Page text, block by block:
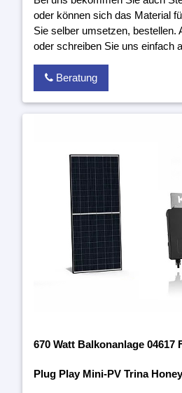
oder können sich das Material
Sie selber umsetzen, bestellen.
oder schreiben Sie uns einfach
Beratung
670 Watt Balkonanlage 04617
Plug Play Mini-PV Trina